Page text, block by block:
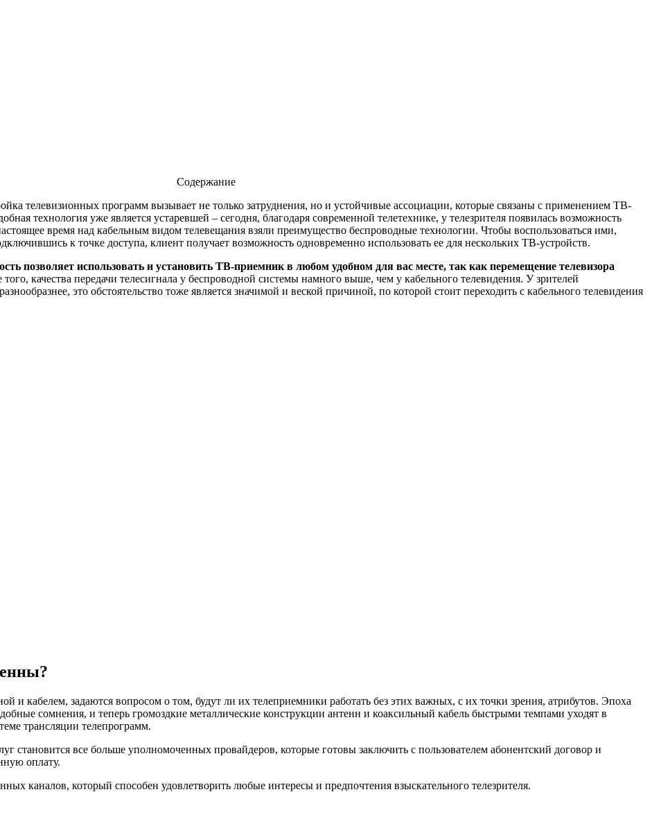
Содержание
телевизионных программ вызывает не только затруднения, но и устойчивые ассоциации, которые связаны с применением ТВ-
технология уже является устаревшей – сегодня, благодаря современной телетехнике, у телезрителя появилась возможность
время над кабельным видом телевещания взяли преимущество беспроводные технологии. Чтобы воспользоваться ими,
к точке доступа, клиент получает возможность одновременно использовать ее для нескольких ТВ-устройств.
позволяет использовать и установить ТВ-приемник в любом удобном для вас месте, так как перемещение телевизора
качества передачи телесигнала у беспроводной системы намного выше, чем у кабельного телевидения. У зрителей
это обстоятельство тоже является значимой и веской причиной, по которой стоит переходить с кабельного телевидения
и кабелем, задаются вопросом о том, будут ли их телеприемники работать без этих важных, с их точки зрения, атрибутов. Эпоха
сомнения, и теперь громоздкие металлические конструкции антенн и коаксильный кабель быстрыми темпами уходят в
трансляции телепрограмм.
все больше уполномоченных провайдеров, которые готовы заключить с пользователем абонентский договор и
оплату.
каналов, который способен удовлетворить любые интересы и предпочтения взыскательного телезрителя.